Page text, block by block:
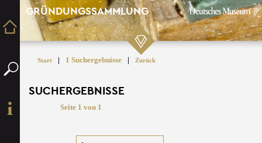
GRÜNDUNGSSAMMLUNG
Start | 1 Suchergebnisse | Zurück
SUCHERGEBNISSE
Seite 1 von 1